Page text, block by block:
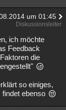
um 01:45
Diskussionsleiter
ich möchte
Feedback
die
so einiges,
findet ebenso